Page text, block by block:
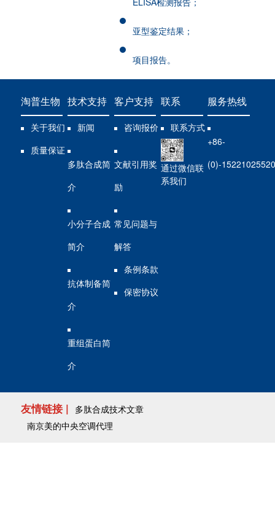
亚型鉴定结果；
项目报告。
淘普生物
关于我们
质量保证
技术支持
新闻
多肽合成简
介
小分子合成
简介
抗体制备简
介
重组蛋白简
介
客户支持
咨询报价
文献引用奖
励
常见问题与
解答
条例条款
保密协议
联系
联系方式
通过微信联
系我们
服务热线
+86-
(0)-
友情链接 | 多肽合成技术文章
南京美的中央空调代理